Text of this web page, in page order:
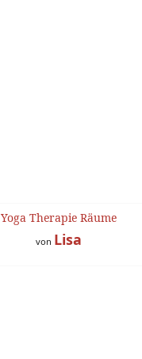
Yoga Therapie Räume
von Lisa